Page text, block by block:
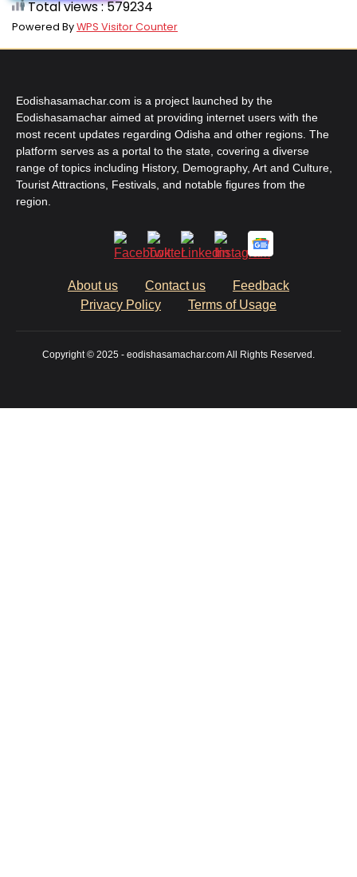
Total views : 579234
Powered ByWPS Visitor Counter
Eodishasamachar.com is a project launched by the
Eodishasamachar aimed at providing internet users with the
most recent updates regarding Odisha and other regions. The
platform serves as a portal to the state, covering a diverse
range of topics including History, Demography, Art and Culture,
Tourist Attractions, Festivals, and notable figures from the
region.
About us Contact us
Feedback
Privacy Policy
Terms of Usage
Copyright © 2025 - eodishasamachar.com All Rights Reserved.